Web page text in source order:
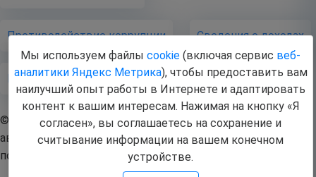
Противодействие коррупции Cведения о доходах
Публичная оферта
© 2026 Бюджетное учреждение Ханты-Мансийского
автономного округа - Югры - Нижневартовская
психоневрологическая больница
Мы используем файлыcookie (включая сервис веб-
аналитики Яндекс Метрика), чтобы предоставить вам
наилучший опыт работы в Интернете и адаптировать
контент к вашим интересам. Нажимая на кнопку «Я
согласен», вы соглашаетесь на сохранение и
считывание информации на вашем конечном
устройстве.